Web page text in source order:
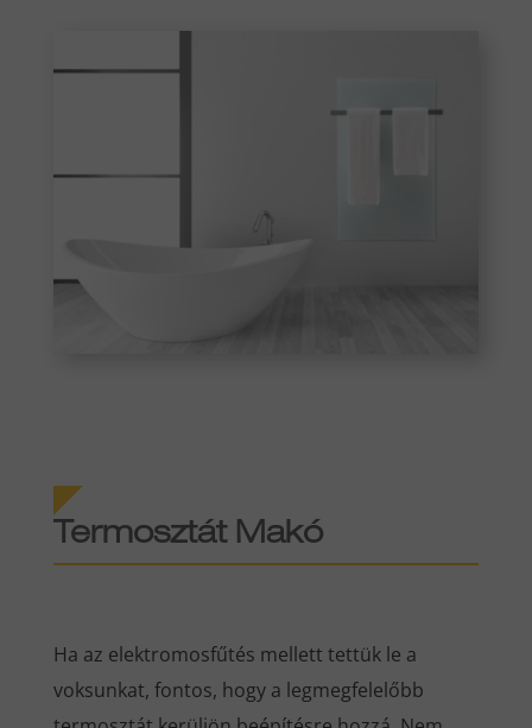
Termosztát Makó
Ha az elektromosfűtés mellett tettük le a
voksunkat, fontos, hogy a legmegfelelőbb